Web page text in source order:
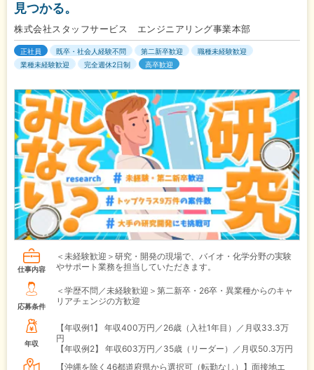
見つかる。
株式会社スタッフサービス エンジニアリング事業本部
正社員 既卒・社会人経験不問 第二新卒歓迎
職種未経験歓迎
業種未経験歓迎
完全週休2日制 高卒歓迎
仕事内容
＜未経験歓迎＞研究・開発の現場で、バイオ・化学分野の実験
やサポート業務を担当していただきます。
応募条件
＜学歴不問／未経験歓迎＞第二新卒・26卒・異業種からのキャ
リアチェンジの方歓迎
年収
【年収例1】
年収400万円／26歳（入社1年目）／月収33.3万
円
【年収例2】
年収603万円／35歳（リーダー）／月収50.3万円
【沖縄を除く46都道府県から選択可（転勤なし）】面接地エ